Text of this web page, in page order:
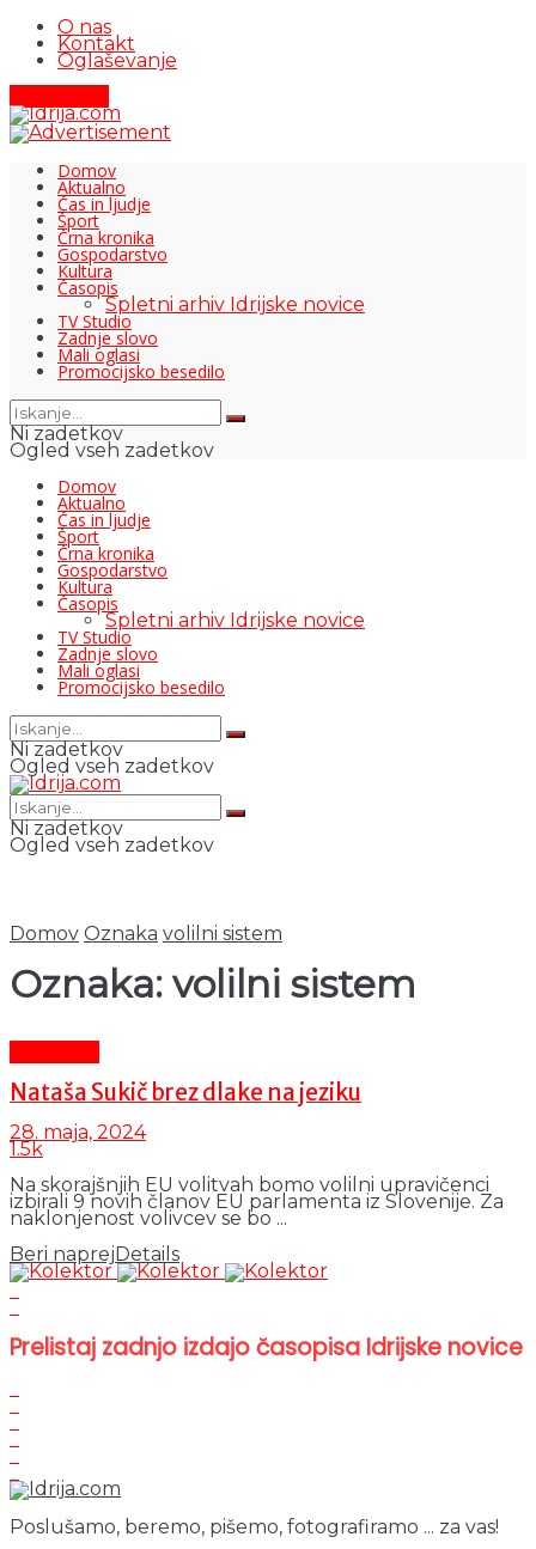
O nas
Kontakt
Oglaševanje
Domov
Aktualno
Čas in ljudje
Šport
Črna kronika
Gospodarstvo
Kultura
Časopis
Spletni arhiv Idrijske novice
TV Studio
Zadnje slovo
Mali oglasi
Promocijsko besedilo
Ni zadetkov
Ogled vseh zadetkov
Domov
Aktualno
Čas in ljudje
Šport
Črna kronika
Gospodarstvo
Kultura
Časopis
Spletni arhiv Idrijske novice
TV Studio
Zadnje slovo
Mali oglasi
Promocijsko besedilo
Ni zadetkov
Ogled vseh zadetkov
Ni zadetkov
Ogled vseh zadetkov
Domov Oznaka volilni sistem
Oznaka: volilni sistem
Nataša Sukič brez dlake na jeziku
28. maja, 2024
1.5k
Na skorajšnjih EU volitvah bomo volilni upravičenci
izbirali 9 novih članov EU parlamenta iz Slovenije. Za
naklonjenost volivcev se bo ...
Beri naprej Details
Prelistaj zadnjo izdajo časopisa Idrijske novice
Poslušamo, beremo, pišemo, fotografiramo ... za vas!